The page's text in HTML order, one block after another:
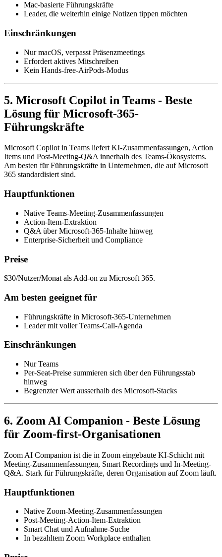
Mac-basierte Führungskräfte
Leader, die weiterhin einige Notizen tippen möchten
Einschränkungen
Nur macOS, verpasst Präsenzmeetings
Erfordert aktives Mitschreiben
Kein Hands-free-AirPods-Modus
5. Microsoft Copilot in Teams - Beste
Lösung für Microsoft-365-
Führungskräfte
Microsoft Copilot in Teams liefert KI-Zusammenfassungen, Action
Items und Post-Meeting-Q&A innerhalb des Teams-Ökosystems.
Am besten für Führungskräfte in Unternehmen, die auf Microsoft
365 standardisiert sind.
Hauptfunktionen
Native Teams-Meeting-Zusammenfassungen
Action-Item-Extraktion
Q&A über Microsoft-365-Inhalte hinweg
Enterprise-Sicherheit und Compliance
Preise
$30/Nutzer/Monat als Add-on zu Microsoft 365.
Am besten geeignet für
Führungskräfte in Microsoft-365-Unternehmen
Leader mit voller Teams-Call-Agenda
Einschränkungen
Nur Teams
Per-Seat-Preise summieren sich über den Führungsstab
hinweg
Begrenzter Wert ausserhalb des Microsoft-Stacks
6. Zoom AI Companion - Beste Lösung
für Zoom-first-Organisationen
Zoom AI Companion ist die in Zoom eingebaute KI-Schicht mit
Meeting-Zusammenfassungen, Smart Recordings und In-Meeting-
Q&A. Stark für Führungskräfte, deren Organisation auf Zoom läuft.
Hauptfunktionen
Native Zoom-Meeting-Zusammenfassungen
Post-Meeting-Action-Item-Extraktion
Smart Chat und Aufnahme-Suche
In bezahltem Zoom Workplace enthalten